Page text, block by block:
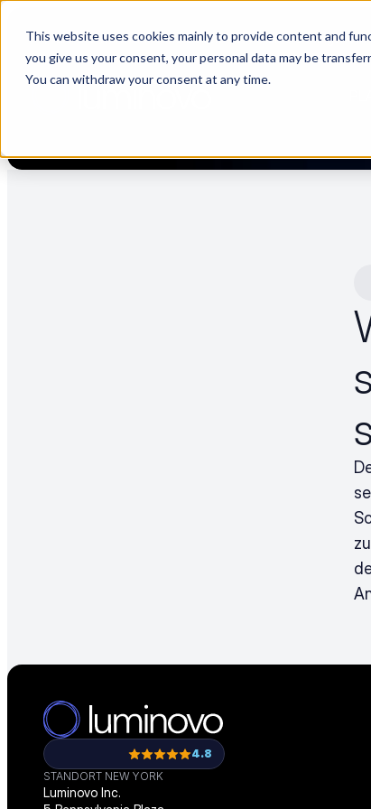
This website uses cookies mainly to provide content and
you give us your consent, your personal data may be
You can withdraw your consent at any time.
🌹 Lieferantenwahl ohne Daten ist wie eine Datingshow.
4.8
STANDORT NEW YORK
Luminovo Inc.